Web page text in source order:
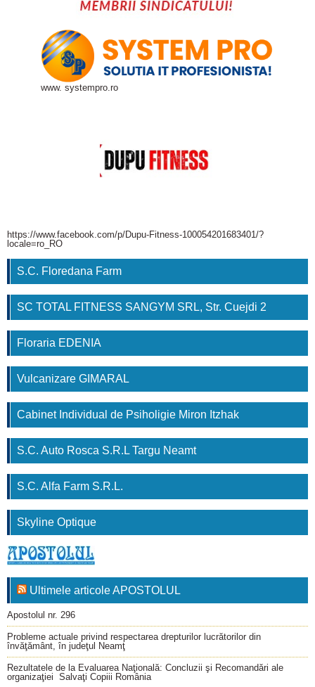
www. systempro.ro
https://www.facebook.com/p/Dupu-Fitness-100054201683401/?
locale=ro_RO
S.C. Floredana Farm
SC TOTAL FITNESS SANGYM SRL, Str. Cuejdi 2
Floraria EDENIA
Vulcanizare GIMARAL
Cabinet Individual de Psiholigie Miron Itzhak
S.C. Auto Rosca S.R.L Targu Neamt
S.C. Alfa Farm S.R.L.
Skyline Optique
Ultimele articole APOSTOLUL
Apostolul nr. 296
Probleme actuale privind respectarea drepturilor lucrătorilor din
învăţământ, în judeţul Neamţ
Rezultatele de la Evaluarea Naţională: Concluzii şi Recomandări ale
organizaţiei Salvaţi Copiii România